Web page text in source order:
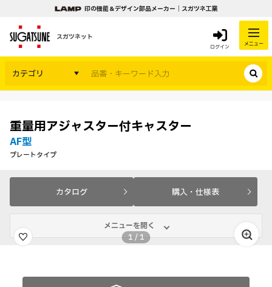
印の機能＆デザイン部品メーカー｜スガツネ工業
スガツネット
ログイン メニュー
カテゴリ
重量用アジャスター付キャスター
AF型
プレートタイプ
カタログ 購入・仕様表
メニューを開く
1 /1